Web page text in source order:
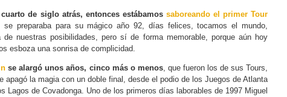
de siglo atrás, entonces estábamos saboreando el primer Tour
preparaba para su mágico año 92, días felices, tocamos el mundo,
nuestras posibilidades, pero sí de forma memorable, porque aún hoy
esboza una sonrisa de complicidad.
se alargó unos años, cinco más o menos, que fueron los de sus Tours,
apagó la magia con un doble final, desde el podio de los Juegos de Atlanta
Lagos de Covadonga. Uno de los primeros días laborables de 1997 Miguel